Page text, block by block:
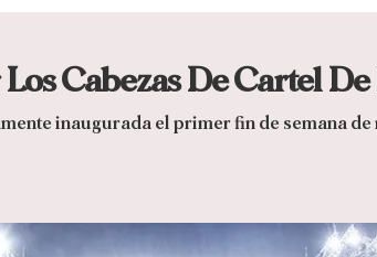
Cabezas De Cartel
inaugurada el primer fin de semana